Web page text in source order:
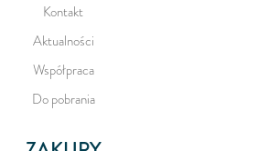
Kontakt
Aktualności
Współpraca
Do pobrania